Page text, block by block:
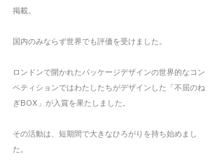
掲載。
国内のみならず世界でも評価を受けました。
ロンドンで開かれたパッケージデザインの世界的なコン
ペティションではわたしたちがデザインした「不屈のね
ぎBOX」が入賞を果たしました。
その活動は、短期間で大きなひろがりを持ち始めまし
た。